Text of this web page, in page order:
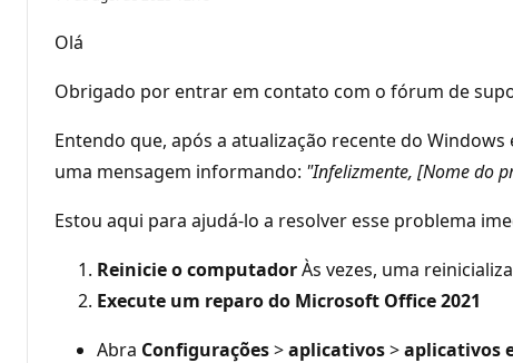
Olá
Obrigado por entrar em contato com o fórum de
Entendo que, após a atualização recente do
uma mensagem informando: "Infelizmente, [Nome do
Estou aqui para ajudá-lo a resolver esse problema
Reinicie o computadorÀs vezes, uma
Execute um reparo do Microsoft Office 2021
Abra Configurações>aplicativos>aplicativos